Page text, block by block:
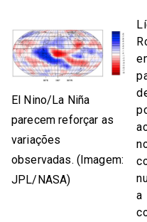
El Nino/La Niña
parecem reforçar as
variações
observadas. (Imagem:
JPL/NASA)
a